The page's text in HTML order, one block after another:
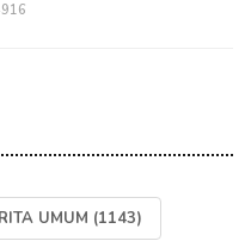
UMUM (1143)